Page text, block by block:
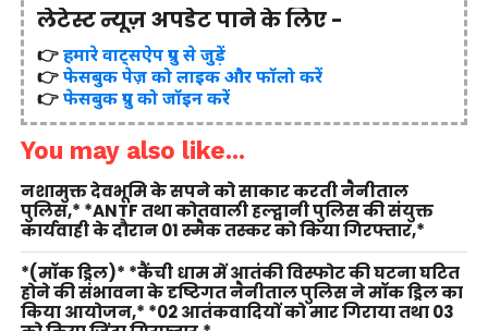
लेटेस्ट न्यूज़ अपडेट पाने के लिए -
👉हमारे वाट्सऐप ग्रुप से जुड़ें
👉फेसबुक पेज़ को लाइक और फॉलो करें
👉फेसबुक ग्रुप को जॉइन करें
You may also like...
नशामुक्त देवभूमि के सपने को साकार करती नैनीताल
पुलिस,* *ANTF तथा कोतवाली हल्द्वानी पुलिस की संयुक्त
कार्यवाही के दौरान 01 स्मैक तस्कर को किया गिरफ्तार,*
*(मॉक ड्रिल)* *कैंची धाम में आतंकी विस्फोट की घटना घटित
होने की संभावना के दृष्टिगत नैनीताल पुलिस ने मॉक ड्रिल का
किया आयोजन,* *02 आतंकवादियों को मार गिराया तथा 03